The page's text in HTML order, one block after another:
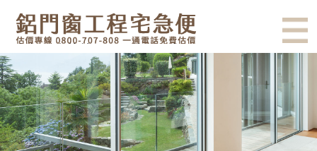
有鋁門窗的結露、隔熱、隔音問
題？找我們就對了！估價專線
0800-707-808
10大新竹市香山區淋浴拉門廠商
推薦：如何選購？價格行情、安
裝維修更換指南與案例分享